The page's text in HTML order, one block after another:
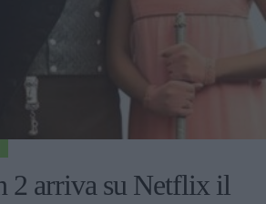
2 arriva su Netflix il